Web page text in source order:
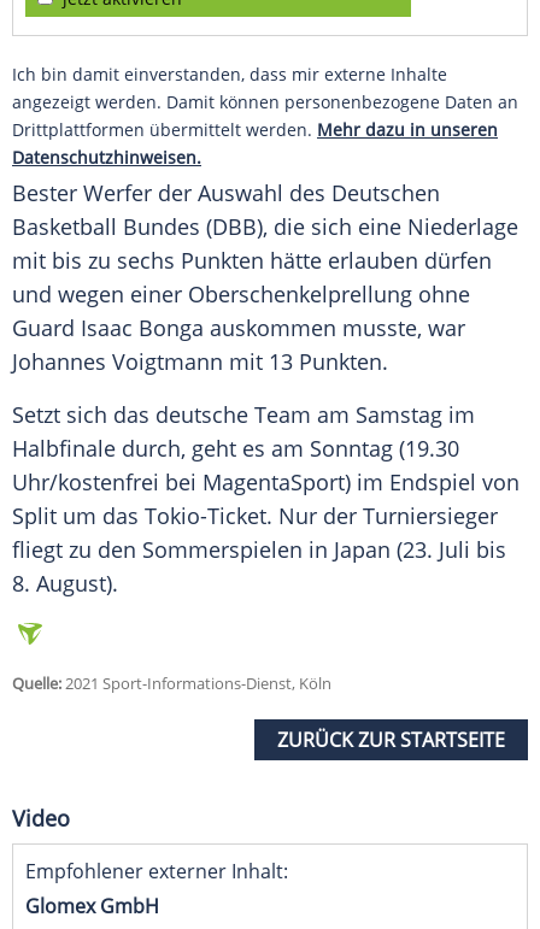
Ich bin damit einverstanden, dass mir externe Inhalte
angezeigt werden. Damit können personenbezogene Daten an
Drittplattformen übermittelt werden. Mehr dazu in unseren
Datenschutzhinweisen.
Bester Werfer der Auswahl des Deutschen
Basketball Bundes (DBB), die sich eine Niederlage
mit bis zu sechs Punkten hätte erlauben dürfen
und wegen einer Oberschenkelprellung ohne
Guard Isaac Bonga auskommen musste, war
Johannes Voigtmann mit 13 Punkten.
Setzt sich das deutsche Team am Samstag im
Halbfinale durch, geht es am Sonntag (19.30
Uhr/kostenfrei bei MagentaSport) im Endspiel von
Split um das Tokio-Ticket. Nur der Turniersieger
fliegt zu den Sommerspielen in Japan (23. Juli bis
8. August).
Quelle:2021 Sport-Informations-Dienst, Köln
ZURÜCK ZUR STARTSEITE
Video
Empfohlener externer Inhalt:
Glomex GmbH